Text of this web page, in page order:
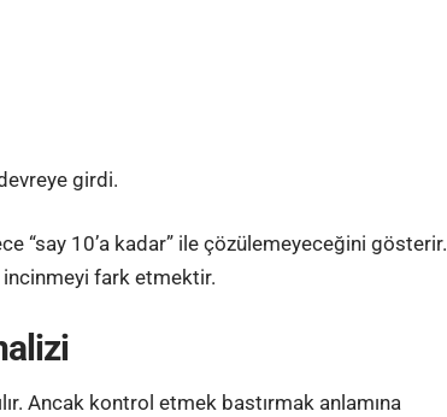
girdi.
“say 10’a kadar” ile çözülemeyeceğini gösterir.
incinmeyi fark etmektir.
Ancak kontrol etmek bastırmak anlamına